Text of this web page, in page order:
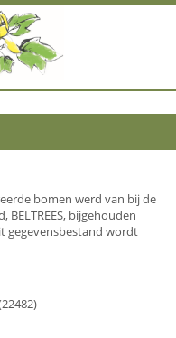
bomen werd van bij de
bijgehouden
gegevensbestand wordt